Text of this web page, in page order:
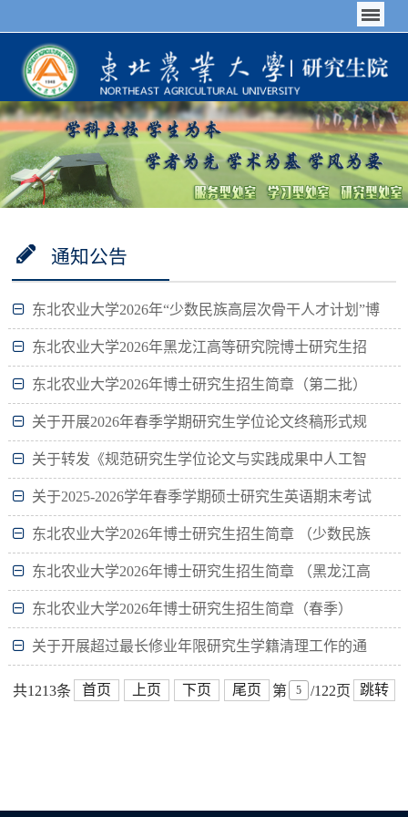
通知公告
东北农业大学2026年“少数民族高层次骨干人才计划”博
士研究生招生简章（第二批）
东北农业大学2026年黑龙江高等研究院博士研究生招
生简章（第二批）
东北农业大学2026年博士研究生招生简章（第二批）
关于开展2026年春季学期研究生学位论文终稿形式规
范检测及提交的通知
关于转发《规范研究生学位论文与实践成果中人工智
能工具使用指南》的通知
关于2025-2026学年春季学期硕士研究生英语期末考试
安排的通知
东北农业大学2026年博士研究生招生简章 （少数民族
高层次骨干人才计划）
东北农业大学2026年博士研究生招生简章 （黑龙江高
等研究院专项）
东北农业大学2026年博士研究生招生简章（春季）
关于开展超过最长修业年限研究生学籍清理工作的通
知
共1213条 首页 上页 下页 尾页 第 /122页 跳转